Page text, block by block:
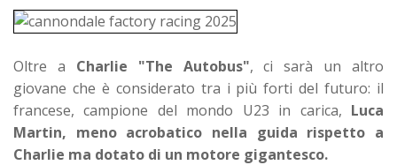
Oltre a Charlie "The Autobus", ci sarà un altro
giovane che è considerato tra i più forti del futuro: il
francese, campione del mondo U23 in carica, Luca
Martin, meno acrobatico nella guida rispetto a
Charlie ma dotato di un motore gigantesco.